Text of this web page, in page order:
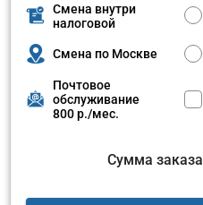
Смена внутри
налоговой
Смена по Москве
Почтовое
обслуживание
800 р./мес.
Сумма заказа